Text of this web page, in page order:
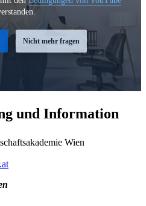
Nicht mehr fragen
und Information
Wien